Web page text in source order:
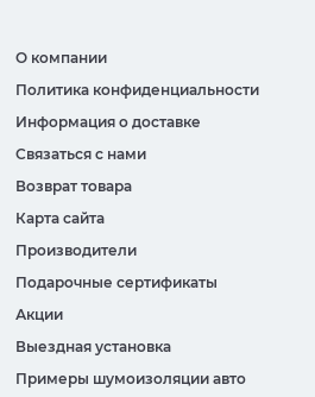
О компании
Политика конфиденциальности
Информация о доставке
Связаться с нами
Возврат товара
Карта сайта
Производители
Подарочные сертификаты
Акции
Выездная установка
Примеры шумоизоляции авто